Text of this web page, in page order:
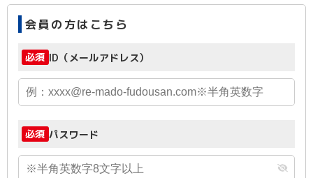
会員の方はこちら
必須 ID（メールアドレス）
必須 パスワード